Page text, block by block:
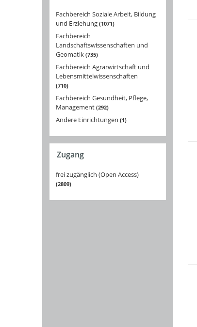
Fachbereich Soziale Arbeit, Bildung
und Erziehung 1071
Fachbereich
Landschaftswissenschaften und
Geomatik 735
Fachbereich Agrarwirtschaft und
Lebensmittelwissenschaften
710
Fachbereich Gesundheit, Pflege,
Management 292
Andere Einrichtungen 1
Zugang
frei zugänglich (Open Access)
2809